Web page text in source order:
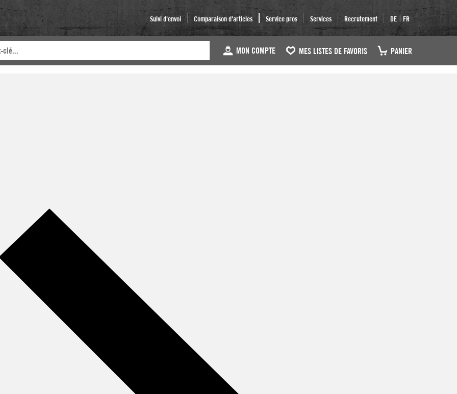
Suivi d'envoi Comparaison d'articles Service pros Services Recrutement DE | FR
MON COMPTE MES LISTES DE FAVORIS PANIER